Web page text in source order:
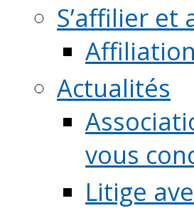
S’affilier et
Actualités
vous
Litige